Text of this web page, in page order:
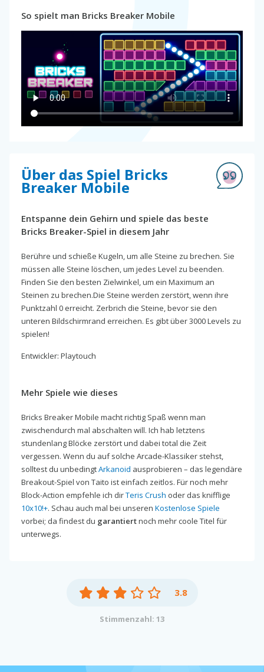
So spielt man Bricks Breaker Mobile
Über das Spiel Bricks
Breaker Mobile
Entspanne dein Gehirn und spiele das beste
Bricks Breaker-Spiel in diesem Jahr
Berühre und schieße Kugeln, um alle Steine zu brechen. Sie
müssen alle Steine löschen, um jedes Level zu beenden.
Finden Sie den besten Zielwinkel, um ein Maximum an
Steinen zu brechen.Die Steine werden zerstört, wenn ihre
Punktzahl 0 erreicht. Zerbrich die Steine, bevor sie den
unteren Bildschirmrand erreichen. Es gibt über 3000 Levels zu
spielen!
Entwickler: Playtouch
Mehr Spiele wie dieses
Bricks Breaker Mobile macht richtig Spaß wenn man
zwischendurch mal abschalten will. Ich hab letztens
stundenlang Blöcke zerstört und dabei total die Zeit
vergessen. Wenn du auf solche Arcade-Klassiker stehst,
solltest du unbedingtArkanoid ausprobieren – das legendäre
Breakout-Spiel von Taito ist einfach zeitlos. Für noch mehr
Block-Action empfehle ich dirTeris Crush oder das knifflige
10x10!+. Schau auch mal bei unseren Kostenlose Spiele
vorbei; da findest du garantiertnoch mehr coole Titel für
unterwegs.
3.8
Stimmenzahl: 13